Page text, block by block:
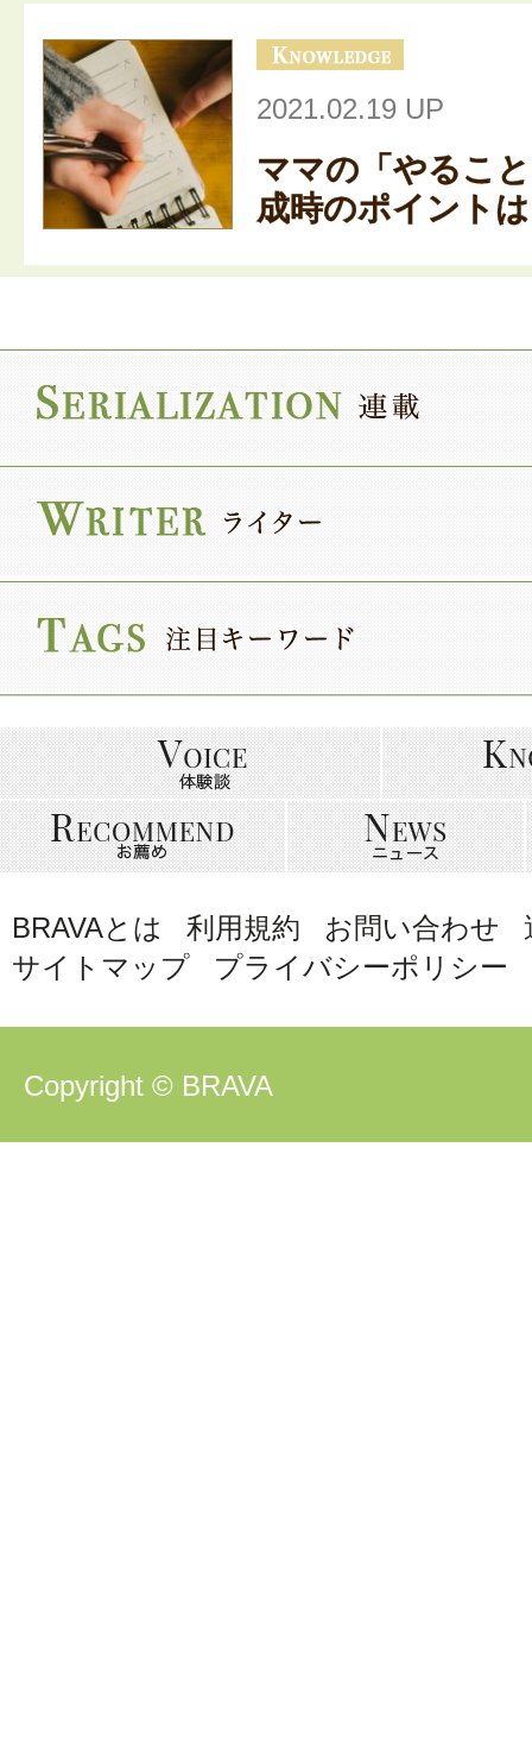
2021.02.19 UP
ママの「やるこ
成時のポイント
BRAVAとは 利用規約 お問い合わせ
サイトマップ
プライバシーポリシー
Copyright © BRAVA